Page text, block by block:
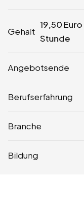
Gehalt
19,50 Euro
Stunde
Angebotsende
Berufserfahrung
Branche
Bildung